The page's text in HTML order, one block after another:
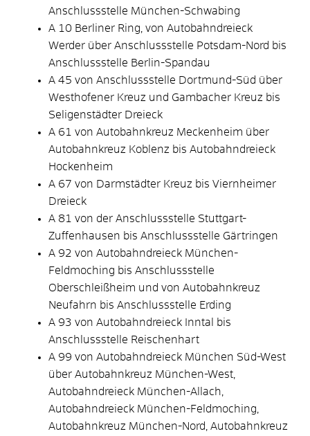
Anschlussstelle München-Schwabing
A 10 Berliner Ring, von Autobahndreieck
Werder über Anschlussstelle Potsdam-Nord bis
Anschlussstelle Berlin-Spandau
A 45 von Anschlussstelle Dortmund-Süd über
Westhofener Kreuz und Gambacher Kreuz bis
Seligenstädter Dreieck
A 61 von Autobahnkreuz Meckenheim über
Autobahnkreuz Koblenz bis Autobahndreieck
Hockenheim
A 67 von Darmstädter Kreuz bis Viernheimer
Dreieck
A 81 von der Anschlussstelle Stuttgart-
Zuffenhausen bis Anschlussstelle Gärtringen
A 92 von Autobahndreieck München-
Feldmoching bis Anschlussstelle
Oberschleißheim und von Autobahnkreuz
Neufahrn bis Anschlussstelle Erding
A 93 von Autobahndreieck Inntal bis
Anschlussstelle Reischenhart
A 99 von Autobahndreieck München Süd-West
über Autobahnkreuz München-West,
Autobahndreieck München-Allach,
Autobahndreieck München-Feldmoching,
Autobahnkreuz München-Nord, Autobahnkreuz